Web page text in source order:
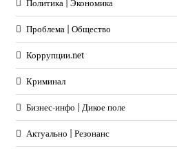
Политика | Экономика
Проблема | Общество
Коррупции.net
Криминал
Бизнес-инфо | Дикое поле
Актуально | Резонанс